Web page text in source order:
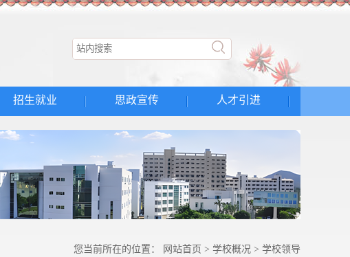
招生就业 思政宣传 人才引进
您当前所在的位置： 网站首页 > 学校概况 > 学校领导